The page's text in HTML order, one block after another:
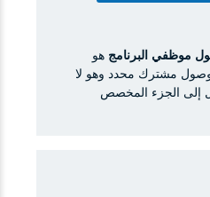
موظفي البرنامج هو
مشترك محدد وهو لا
إلى الجزء المخصص